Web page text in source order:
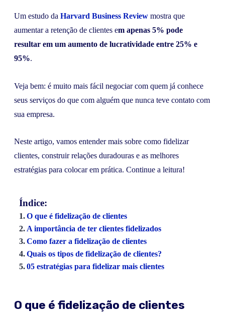
Um estudo da Harvard Business Review mostra que
aumentar a retenção de clientes em apenas 5% pode
resultar em um aumento de lucratividade entre 25% e
95%.
Veja bem: é muito mais fácil negociar com quem já conhece
seus serviços do que com alguém que nunca teve contato com
sua empresa.
Neste artigo, vamos entender mais sobre como fidelizar
clientes, construir relações duradouras e as melhores
estratégias para colocar em prática. Continue a leitura!
Índice:
O que é fidelização de clientes
A importância de ter clientes fidelizados
Como fazer a fidelização de clientes
Quais os tipos de fidelização de clientes?
05 estratégias para fidelizar mais clientes
O que é fidelização de clientes